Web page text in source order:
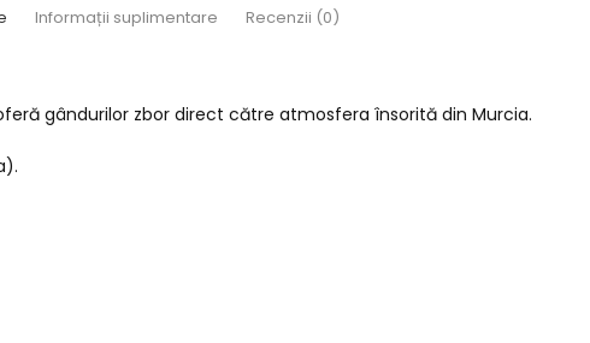
Informații suplimentare Recenzii (0)
gândurilor zbor direct către atmosfera însorită din Murcia.